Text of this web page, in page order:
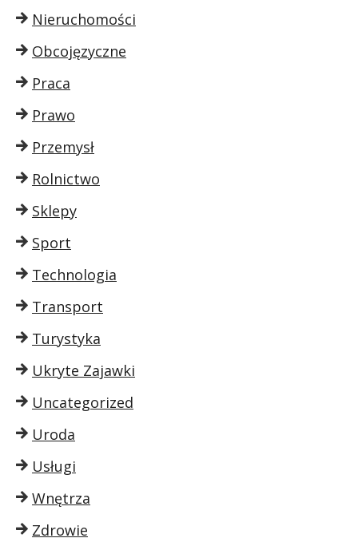
Nieruchomości
Obcojęzyczne
Praca
Prawo
Przemysł
Rolnictwo
Sklepy
Sport
Technologia
Transport
Turystyka
Ukryte Zajawki
Uncategorized
Uroda
Usługi
Wnętrza
Zdrowie